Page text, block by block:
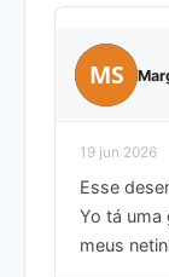
MS
19 jun 2026
Esse
Yo tá uma
meus